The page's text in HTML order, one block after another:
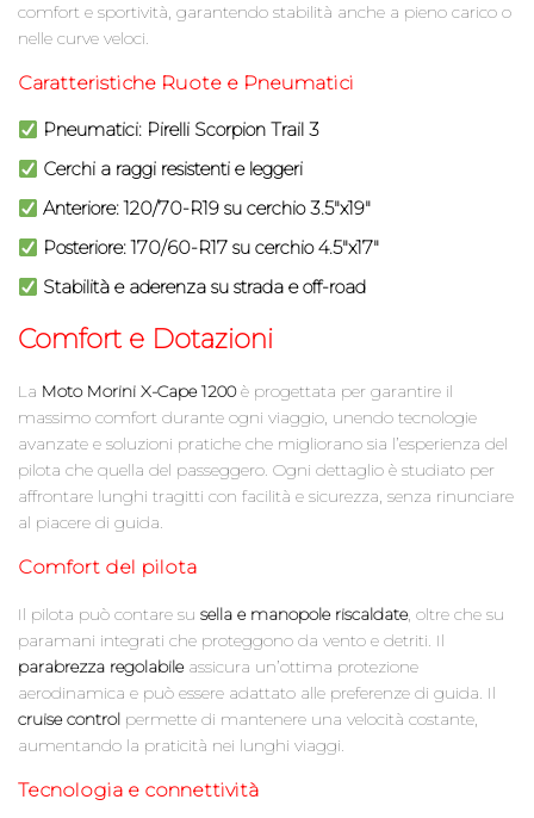
comfort e sportività, garantendo stabilità anche a pieno carico o
nelle curve veloci.
Caratteristiche Ruote e Pneumatici
Pneumatici: Pirelli Scorpion Trail 3
Cerchi a raggi resistenti e leggeri
Anteriore: 120/70-R19 su cerchio 3.5″x19″
Posteriore: 170/60-R17 su cerchio 4.5″x17″
Stabilità e aderenza su strada e off-road
Comfort e Dotazioni
La Moto Morini X-Cape 1200è progettata per garantire il
massimo comfort durante ogni viaggio, unendo tecnologie
avanzate e soluzioni pratiche che migliorano sia l’esperienza del
pilota che quella del passeggero. Ogni dettaglio è studiato per
affrontare lunghi tragitti con facilità e sicurezza, senza rinunciare
al piacere di guida.
Comfort del pilota
Il pilota può contare su sella e manopole riscaldate, oltre che su
paramani integrati che proteggono da vento e detriti. Il
parabrezza regolabileassicura un’ottima protezione
aerodinamica e può essere adattato alle preferenze di guida. Il
cruise control permette di mantenere una velocità costante,
aumentando la praticità nei lunghi viaggi.
Tecnologia e connettività